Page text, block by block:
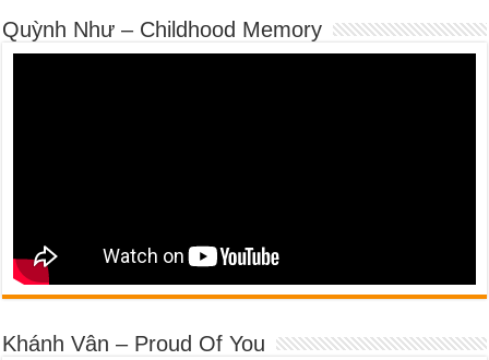
Quỳnh Như – Childhood Memory
Khánh Vân – Proud Of You